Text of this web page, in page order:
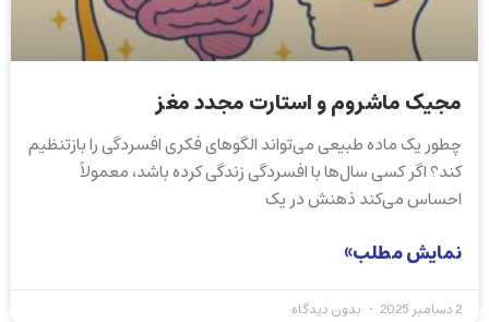
مجیک ماشروم و استارت مجدد مغز
چطور یک ماده طبیعی می‌تواند الگوهای فکری افسردگی را بازتنظیم
کند؟ اگر کسی سال‌ها با افسردگی زندگی کرده باشد، معمولاً
احساس می‌کند ذهنش در یک
نمایش مطلب»
2 دسامبر 2025 بدون دیدگاه